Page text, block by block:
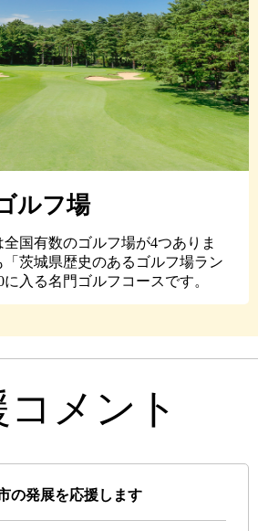
ルフ場
国有数のゴルフ場が4つありま
茨城県歴史のあるゴルフ場ラン
入る名門ゴルフコースです。
コメント
の発展を応援します